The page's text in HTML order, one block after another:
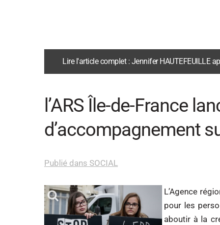
Lire l'article complet : Jennifer HAUTEFEUILLE
l’ARS Île-de-France
d’accompagnement
Publié dans SOCIAL
L’Agence
pour les
aboutir à la